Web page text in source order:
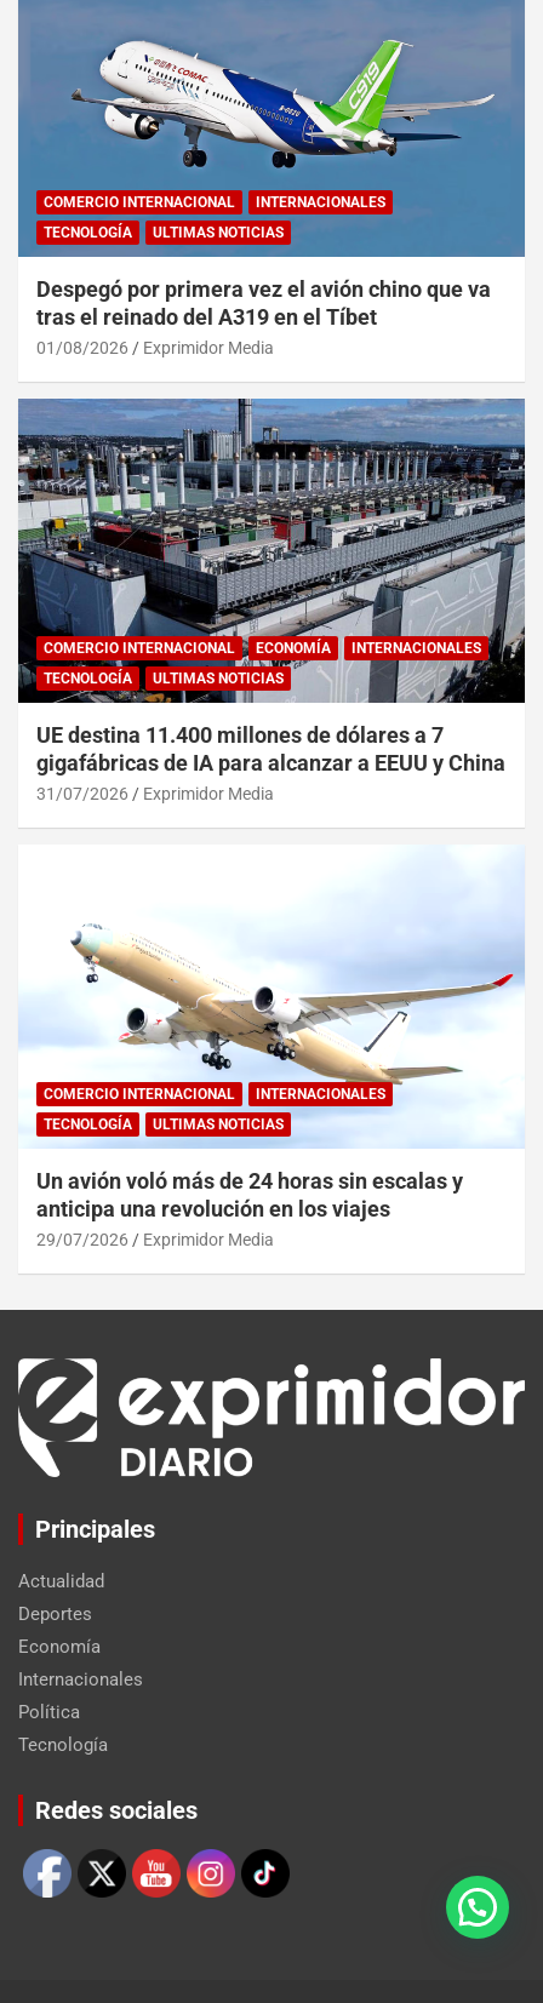
COMERCIO INTERNACIONAL
INTERNACIONALES
TECNOLOGÍA
ULTIMAS NOTICIAS
Despegó por primera vez el avión chino que va
tras el reinado del A319 en el Tíbet
01/08/2026 Exprimidor Media
COMERCIO INTERNACIONAL ECONOMÍA
INTERNACIONALES
TECNOLOGÍA
ULTIMAS NOTICIAS
UE destina 11.400 millones de dólares a 7
gigafábricas de IA para alcanzar a EEUU y China
31/07/2026 Exprimidor Media
COMERCIO INTERNACIONAL
INTERNACIONALES
TECNOLOGÍA
ULTIMAS NOTICIAS
Un avión voló más de 24 horas sin escalas y
anticipa una revolución en los viajes
29/07/2026 Exprimidor Media
Principales
Actualidad
Deportes
Economía
Internacionales
Política
Tecnología
Redes sociales